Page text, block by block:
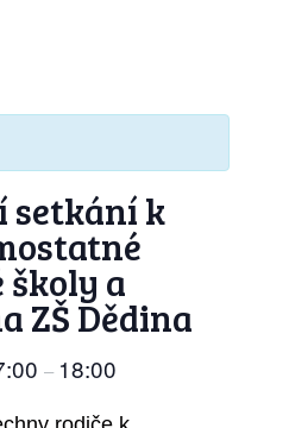
setkání k
a
ZŠ Dědina
– 18:00